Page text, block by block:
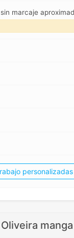
marcaje
personalizadas